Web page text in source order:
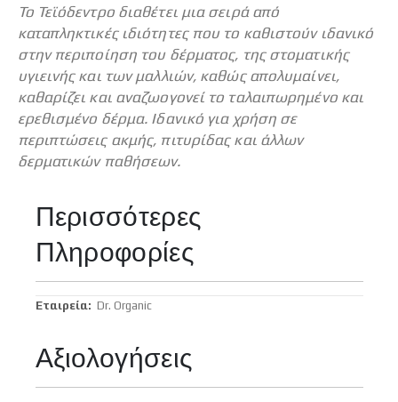
Το Τεϊόδεντρο διαθέτει μια σειρά από
καταπληκτικές ιδιότητες που το καθιστούν ιδανικό
στην περιποίηση του δέρματος, της στοματικής
υγιεινής και των μαλλιών, καθώς απολυμαίνει,
καθαρίζει και αναζωογονεί το ταλαιπωρημένο και
ερεθισμένο δέρμα. Ιδανικό για χρήση σε
περιπτώσεις ακμής, πιτυρίδας και άλλων
δερματικών παθήσεων.
Περισσότερες
Πληροφορίες
ΠερισσότερεςDr. Organic
Αξιολογήσεις